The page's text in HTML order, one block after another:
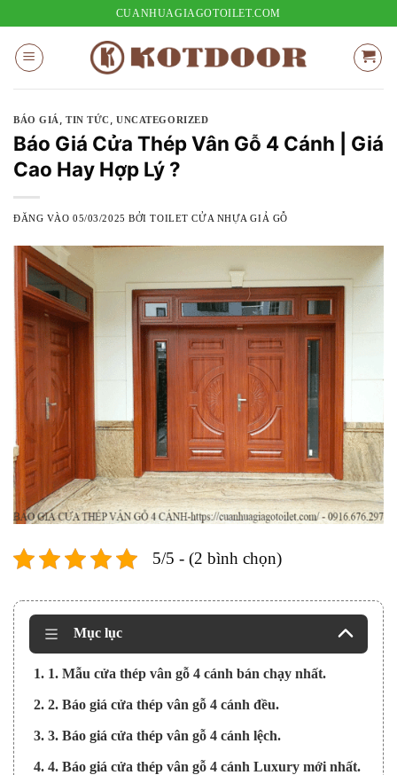
nội
dung
CUANHUAGIAGOTOILET.COM
BÁO GIÁ ,TIN TỨC ,UNCATEGORIZED
Báo Giá Cửa Thép Vân Gỗ 4 Cánh | Giá
Cao Hay Hợp Lý ?
ĐĂNG VÀO05/03/2025 BỞITOILET CỬA NHỰA GIẢ GỖ
5/5 - (2 bình chọn)
Mục lục
1. 1. Mẫu cửa thép vân gỗ 4 cánh bán chạy nhất.
2. 2. Báo giá cửa thép vân gỗ 4 cánh đều.
3. 3. Báo giá cửa thép vân gỗ 4 cánh lệch.
4. 4. Báo giá cửa thép vân gỗ 4 cánh Luxury mới nhất.